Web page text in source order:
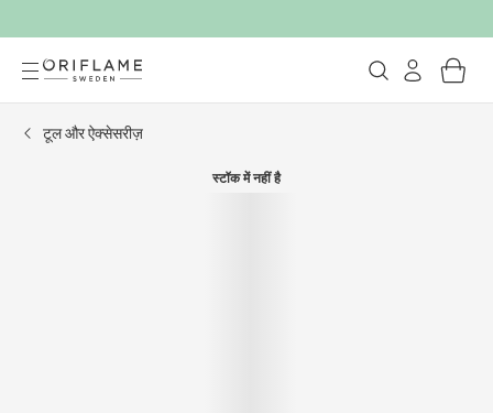
टूल और ऐक्सेसरीज़
स्टॉक में नहीं है